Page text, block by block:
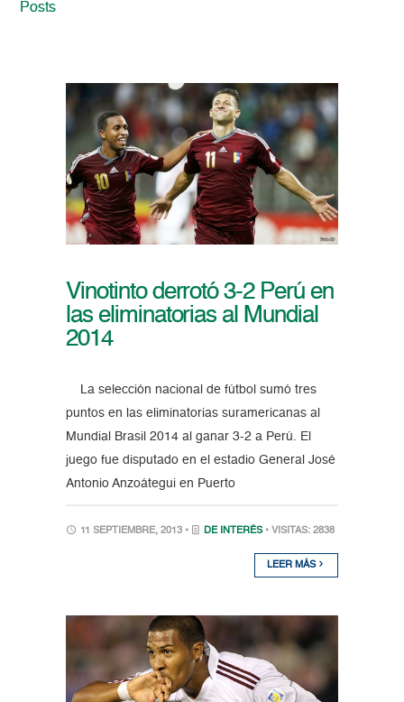
Posts
Vinotinto derrotó 3-2 Perú en
las eliminatorias al Mundial
2014
La selección nacional de fútbol sumó tres
puntos en las eliminatorias suramericanas al
Mundial Brasil 2014 al ganar 3-2 a Perú. El
juego fue disputado en el estadio General José
Antonio Anzoátegui en Puerto
11 SEPTIEMBRE, 2013 • DE INTERÉS • VISITAS: 2838
LEER MÁS